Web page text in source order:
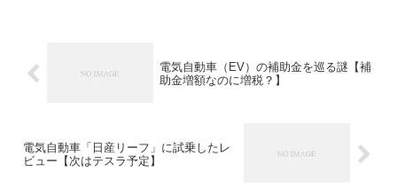
電気自動車（EV）の補助金を巡る謎【補
助金増額なのに増税？】
電気自動車「日産リーフ」に試乗したレ
ビュー【次はテスラ予定】